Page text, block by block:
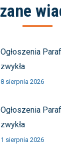
Ogłoszenia
zwykła
8 sierpnia 2026
Ogłoszenia
zwykła
1 sierpnia 2026